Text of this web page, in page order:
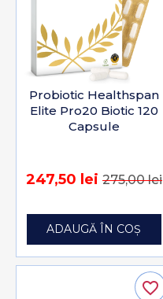
Probiotic Healthspan
Elite Pro20 Biotic 120
Capsule
247,50 lei 275,00 lei
ADAUGĂ ÎN COȘ
favorite_border